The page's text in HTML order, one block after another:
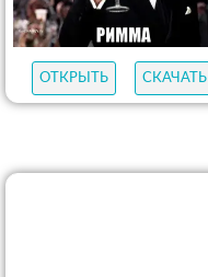
ОТКРЫТЬ СКАЧАТЬ